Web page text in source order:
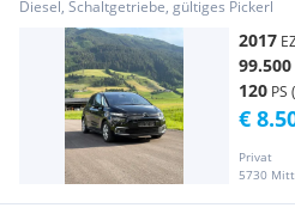
Edition
Diesel, Schaltgetriebe, gültiges Pickerl
2017
99.500
120 PS
Privat
5730
€